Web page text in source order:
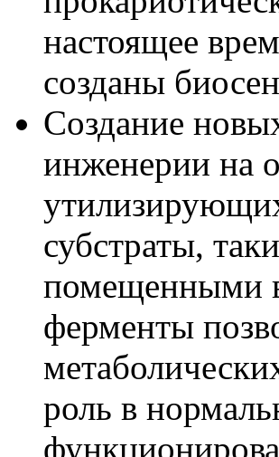
настоящее
созданы
Создание
инженерии на
субстраты,
помещенными
ферменты
роль в